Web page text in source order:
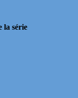
la série